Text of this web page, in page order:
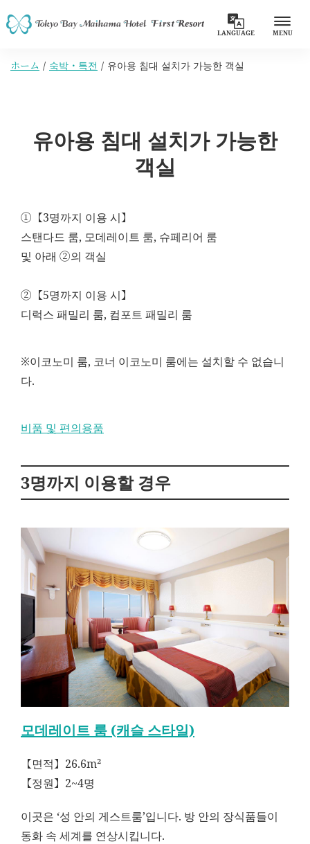
LANGUAGE MENU
ホーム 숙박・특전 유아용 침대 설치가 가능한 객실
유아용 침대 설치가 가능한
객실
①【3명까지 이용 시】
스탠다드 룸, 모데레이트 룸, 슈페리어 룸
및 아래 ②의 객실
②【5명까지 이용 시】
디럭스 패밀리 룸, 컴포트 패밀리 룸
※이코노미 룸, 코너 이코노미 룸에는 설치할 수 없습니
다.
비품 및 편의용품
3명까지 이용할 경우
모데레이트 룸 (캐슬 스타일)
【면적】26.6m²
【정원】2~4명
이곳은 ‘성 안의 게스트룸’입니다. 방 안의 장식품들이
동화 속 세계를 연상시킵니다.